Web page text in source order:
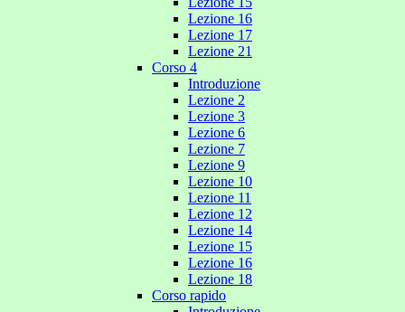
Lezione 16
Lezione 17
Lezione 21
Corso 4
Introduzione
Lezione 2
Lezione 3
Lezione 6
Lezione 7
Lezione 9
Lezione 10
Lezione 11
Lezione 12
Lezione 14
Lezione 15
Lezione 16
Lezione 18
Corso rapido